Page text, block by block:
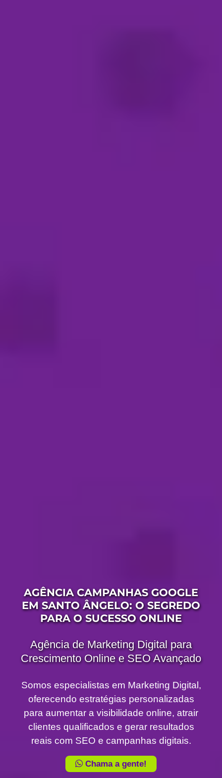
AGÊNCIA CAMPANHAS GOOGLE
EM SANTO ÂNGELO: O SEGREDO
PARA O SUCESSO ONLINE
Agência de Marketing Digital para
Crescimento Online e SEO Avançado
Somos especialistas em Marketing Digital,
oferecendo estratégias personalizadas
para aumentar a visibilidade online, atrair
clientes qualificados e gerar resultados
reais com SEO e campanhas digitais.
Chama a gente!